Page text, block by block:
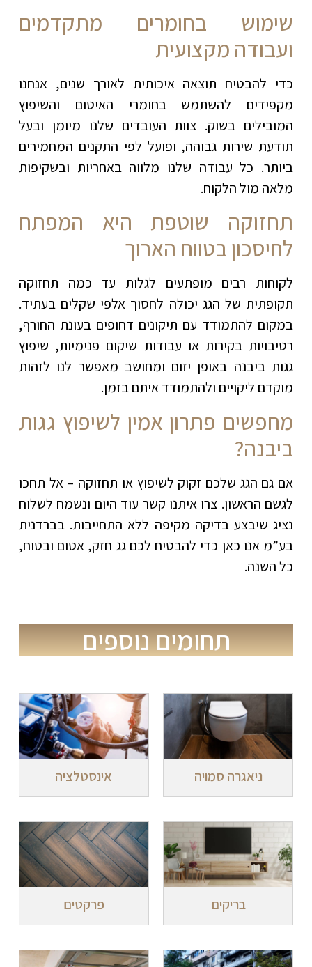
שימוש בחומרים מתקדמים
ועבודה מקצועית
כדי להבטיח תוצאה איכותית לאורך שנים, אנחנו
מקפידים להשתמש בחומרי האיטום והשיפוץ
המובילים בשוק. צוות העובדים שלנו מיומן ובעל
תודעת שירות גבוהה, ופועל לפי התקנים המחמירים
ביותר. כל עבודה שלנו מלווה באחריות ובשקיפות
מלאה מול הלקוח.
תחזוקה שוטפת היא המפתח
לחיסכון בטווח הארוך
לקוחות רבים מופתעים לגלות עד כמה תחזוקה
תקופתית של הגג יכולה לחסוך אלפי שקלים בעתיד.
במקום להתמודד עם תיקונים דחופים בעונת החורף,
רטיבויות בקירות או עבודות שיקום פנימיות, שיפוץ
גגות ביבנה באופן יזום ומחושב מאפשר לנו לזהות
מוקדם ליקויים ולהתמודד איתם בזמן.
מחפשים פתרון אמין לשיפוץ גגות
ביבנה?
אם גם הגג שלכם זקוק לשיפוץ או תחזוקה – אל תחכו
לגשם הראשון. צרו איתנו קשר עוד היום ונשמח לשלוח
נציג שיבצע בדיקה מקיפה ללא התחייבות. בברדנית
בע”מ אנו כאן כדי להבטיח לכם גג חזק, אטום ובטוח,
כל השנה.
תחומים נוספים
ניאגרה סמויה אינסטלציה
בריקים פרקטים